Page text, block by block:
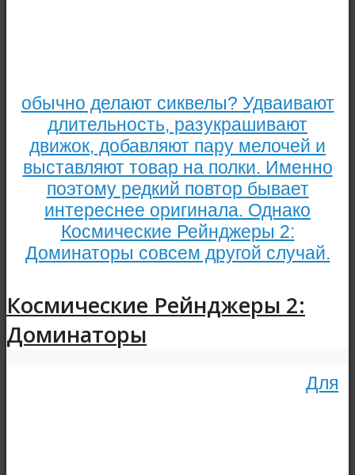
обычно делают сиквелы? Удваивают
длительность, разукрашивают
движок, добавляют пару мелочей и
выставляют товар на полки. Именно
поэтому редкий повтор бывает
интереснее оригинала. Однако
Космические Рейнджеры 2:
Доминаторы совсем другой случай.
Космические Рейнджеры 2:
Доминаторы
Для